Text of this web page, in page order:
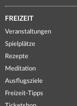
FREIZEIT
Veranstaltungen
Spielplätze
Rezepte
Meditation
Ausflugsziele
Freizeit-Tipps